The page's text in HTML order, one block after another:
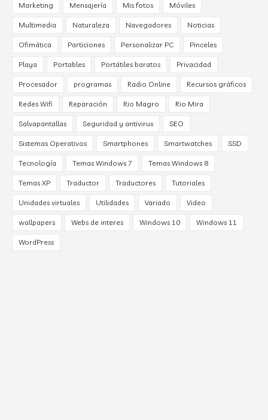
Marketing Mensajería Mis fotos Móviles
Multimedia Naturaleza Navegadores Noticias
Ofimática Particiones Personalizar PC Pinceles
Playa Portables Portátiles baratos Privacidad
Procesador programas Radio Online Recursos gráficos
Redes Wifi Reparación Rio Magro Rio Mira
Salvapantallas Seguridad y antivirus SEO
Sistemas Operativos Smartphones Smartwatches SSD
Tecnología Temas Windows 7 Temas Windows 8
Temas XP Traductor Traductores Tutoriales
Unidades virtuales Utilidades Variado Video
wallpapers Webs de interes Windows 10 Windows 11
WordPress